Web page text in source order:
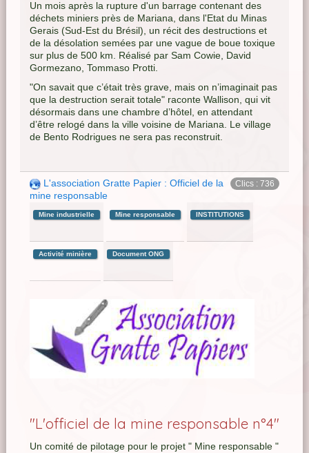
Un mois après la rupture d'un barrage contenant des
déchets miniers près de Mariana, dans l'Etat du Minas
Gerais (Sud-Est du Brésil), un récit des destructions et
de la désolation semées par une vague de boue toxique
sur plus de 500 km. Réalisé par Sam Cowie, David
Gormezano, Tommaso Protti.
"On savait que c’était très grave, mais on n’imaginait pas
que la destruction serait totale" raconte Wallison, qui vit
désormais dans une chambre d’hôtel, en attendant
d’être relogé dans la ville voisine de Mariana. Le village
de Bento Rodrigues ne sera pas reconstruit.
Clics : 736
L'association Gratte Papier : Officiel de la
mine responsable
Mine industrielle Mine responsable INSTITUTIONS
Activité minière Document ONG
"L'officiel de la mine responsable n°4"
Un comité de pilotage pour le projet " Mine responsable "